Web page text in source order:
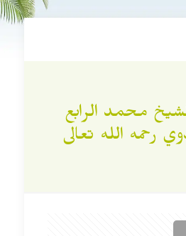
محمد الرابع
رحمه الله تعالى